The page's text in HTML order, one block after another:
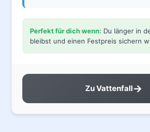
Perfekt für dich wenn: Du länger in
bleibst und einen Festpreis sichern
Zu Vattenfall→